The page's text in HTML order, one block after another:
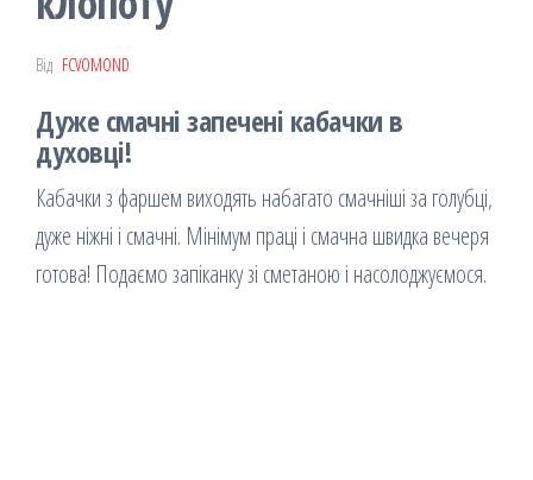
Від FCVOMOND
Дуже смачні запечені кабачки в
духовці!
Кабачки з фаршем виходять набагато смачніші за голубці,
дуже ніжні і смачні. Мінімум праці і смачна швидка вечеря
готова! Подаємо запіканку зі сметаною і насолоджуємося.